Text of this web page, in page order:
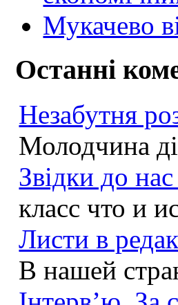
Мукачево
Останні
Незабутня
Молодчина
Звідки до
класс что и
Листи в
В нашей